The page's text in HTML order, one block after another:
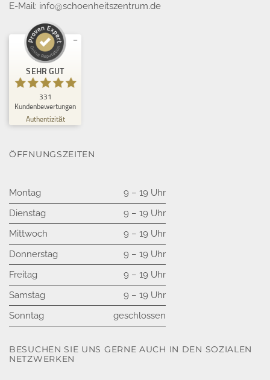
E-Mail: info@schoenheitszentrum.de
SEHR GUT
331
Kundenbewertungen
Authentizität
Kundenbewertungen und Erfahrungen zu
Schönheitszentrum GmbH
SEHR GUT
4,94
/
5,00
299
Blick aufs ProvenExpert-Profil werfen
05.08.2026
ÖFFNUNGSZEITEN
Montag
9 – 19 Uhr
Dienstag
9 – 19 Uhr
Mittwoch
9 – 19 Uhr
Donnerstag
9 – 19 Uhr
Freitag
9 – 19 Uhr
Samstag
9 – 19 Uhr
Sonntag
geschlossen
BESUCHEN SIE UNS GERNE AUCH IN DEN SOZIALEN
NETZWERKEN